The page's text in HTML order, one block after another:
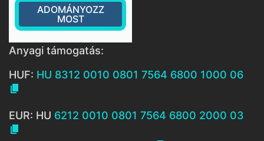
ADOMÁNYOZZ
MOST
Anyagi támogatás:
HUF: HU 8312 0010 0801 7564 6800 1000 06

EUR: HU 6212 0010 0801 7564 6800 2000 03
